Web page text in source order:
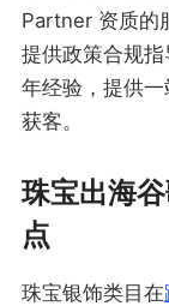
Partner 资质的
提供政策合规指
年经验，提供
获客。
珠宝出海
点
珠宝银饰类目在